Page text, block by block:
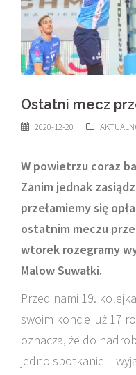
Ostatni mecz
2020-12-20
W powietrzu coraz
Zanim jednak
przełamiemy się
ostatnim meczu
wtorek rozegramy
Malow Suwałki.
Przed nami 19.
swoim koncie już 17
oznacza, że do
jedno spotkanie –